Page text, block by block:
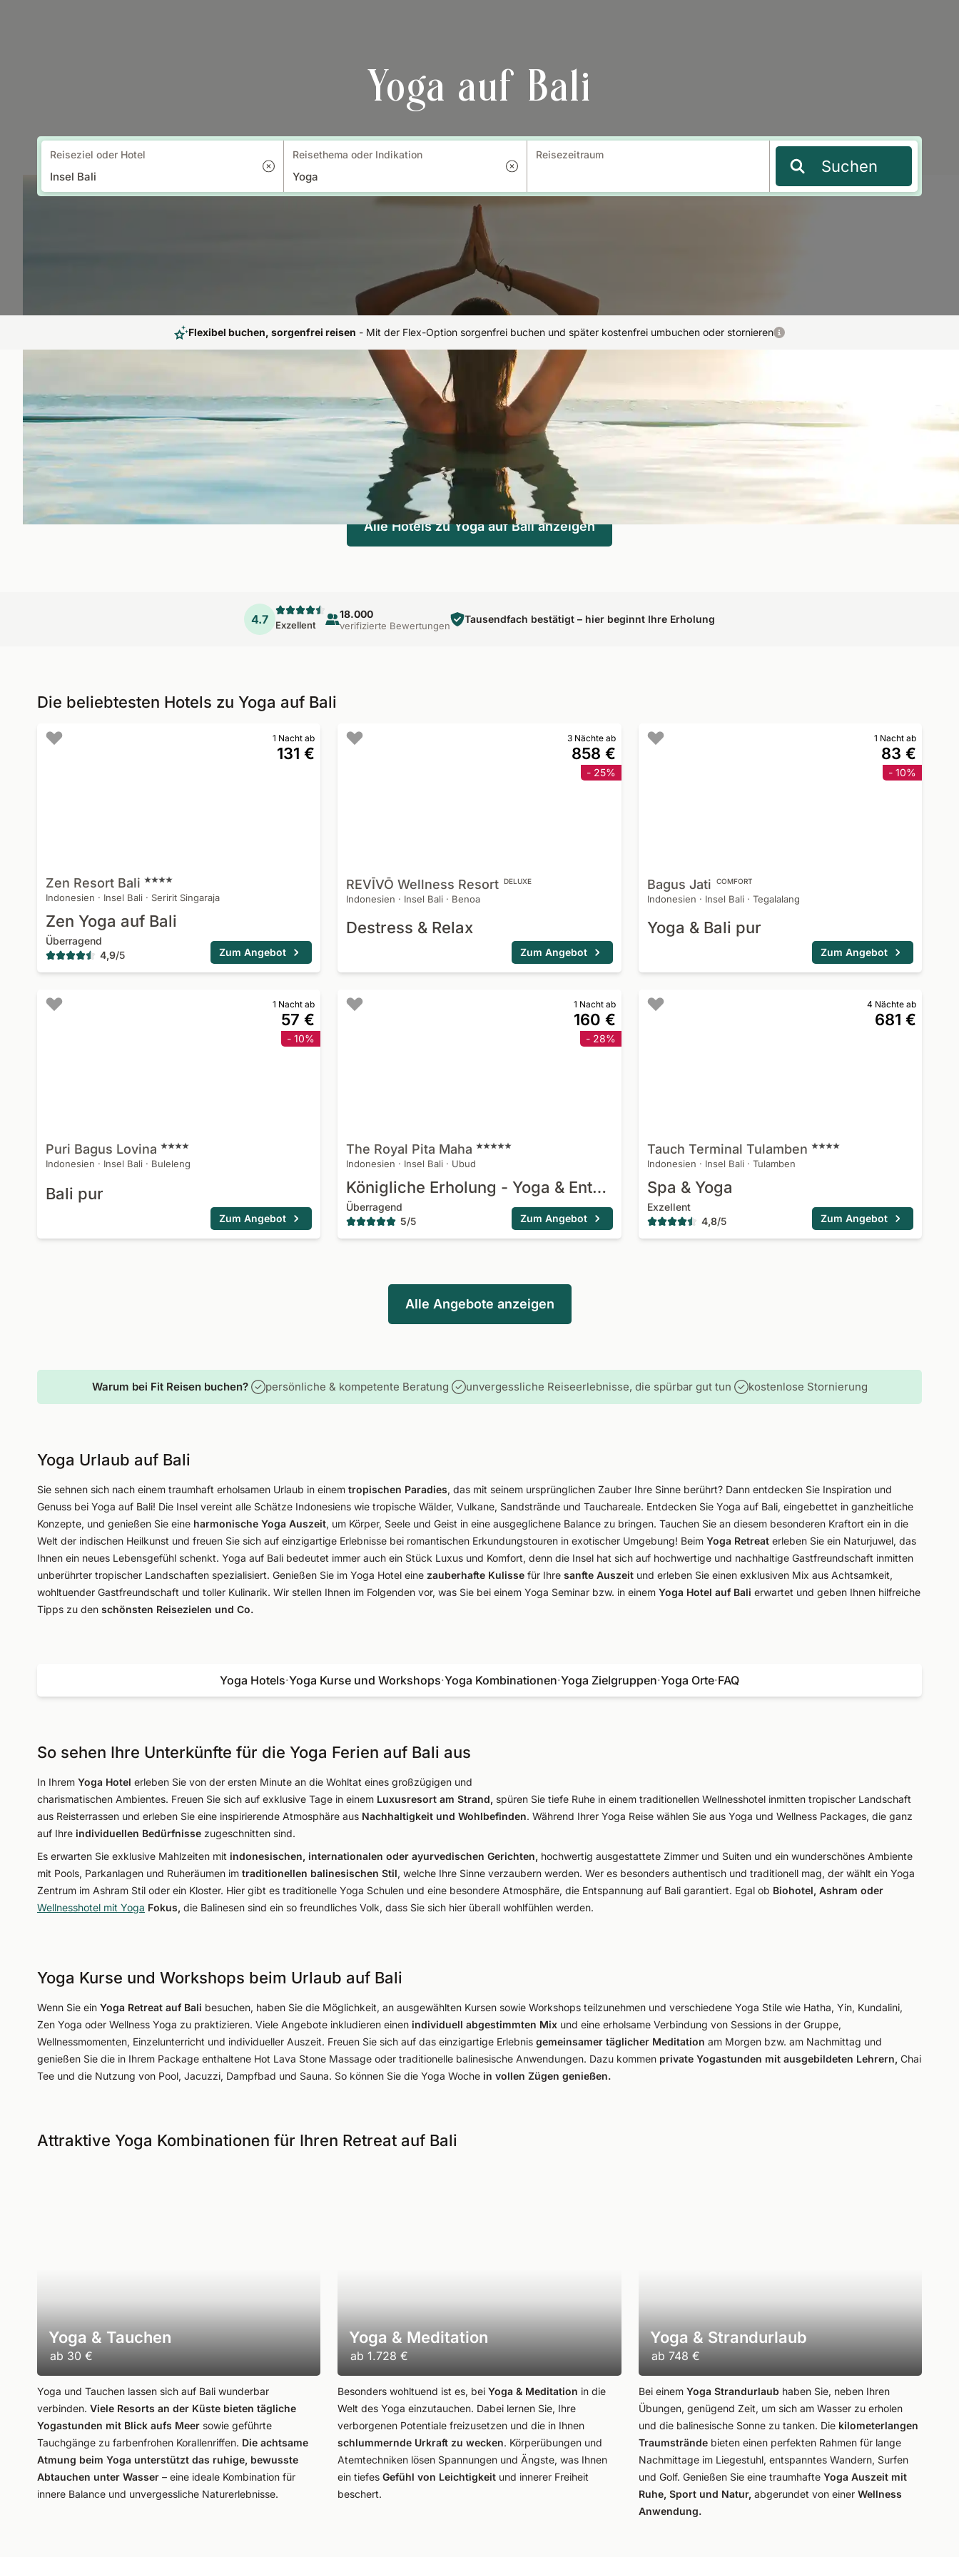
Yoga auf Bali
Reiseziel oder Hotel Reisethema oder Indikation Reisezeitraum
Suchen
Flexibel buchen, sorgenfrei reisen - Mit der Flex-Option sorgenfrei buchen und später kostenfrei umbuchen oder stornieren
Beim Yoga Urlaub auf Bali die Magie spüren
Mit Yoga auf Bali, dem magischen Inselparadies, erleben Sie die Bewegungslehre in ihrer reinsten Form. Zwischen tropischer Natur und spirituellem Flair finden Sie innere Ruhe bei Yoga-
Einheiten in traumhaften Unterkünften. Buchen Sie mit Fit Reisen Ihre Auszeit, sorgfältig zusammengestellt und ganzheitlich abgestimmt.
Alle Hotels zu Yoga auf Bali anzeigen
4.7 Exzellent
18.000
verifizierte Bewertungen
Tausendfach bestätigt – hier beginnt Ihre Erholung
Die beliebtesten Hotels zu Yoga auf Bali
1 Nacht ab
131 €
Zen Resort Bali
Indonesien · Insel Bali · Seririt Singaraja
Zen Yoga auf Bali
Überragend
4,9/5 Zum Angebot
3 Nächte ab
858 €
- 25%
REVĪVŌ Wellness Resort DELUXE
Indonesien · Insel Bali · Benoa
Destress & Relax
Zum Angebot
1 Nacht ab
83 €
- 10%
Bagus Jati COMFORT
Indonesien · Insel Bali· Tegalalang
Yoga & Bali pur
Zum Angebot
1 Nacht ab
57 €
- 10%
Puri Bagus Lovina
Indonesien · Insel Bali · Buleleng
Bali pur
Zum Angebot
1 Nacht ab
160 €
- 28%
The Royal Pita Maha
Indonesien · Insel Bali · Ubud
Königliche Erholung - Yoga & Entspannung
Überragend
5/5 Zum Angebot
4 Nächte ab
681 €
Tauch Terminal Tulamben
Indonesien · Insel Bali· Tulamben
Spa & Yoga
Exzellent
4,8/5 Zum Angebot
Alle Angebote anzeigen
Warum bei Fit Reisen buchen? persönliche & kompetente Beratung unvergessliche Reiseerlebnisse, die spürbar gut tun kostenlose Stornierung
Yoga Urlaub auf Bali
Sie sehnen sich nach einem traumhaft erholsamen Urlaub in einem tropischen Paradies, das mit seinem ursprünglichen Zauber Ihre Sinne berührt? Dann entdecken Sie Inspiration und
Genuss bei Yoga auf Bali! Die Insel vereint alle Schätze Indonesiens wie tropische Wälder, Vulkane, Sandstrände und Tauchareale. Entdecken Sie Yoga auf Bali, eingebettet in ganzheitliche
Konzepte, und genießen Sie eine harmonische Yoga Auszeit, um Körper, Seele und Geist in eine ausgeglichene Balance zu bringen. Tauchen Sie an diesem besonderen Kraftort ein in die
Welt der indischen Heilkunst und freuen Sie sich auf einzigartige Erlebnisse bei romantischen Erkundungstouren in exotischer Umgebung! Beim Yoga Retreat erleben Sie ein Naturjuwel, das
Ihnen ein neues Lebensgefühl schenkt. Yoga auf Bali bedeutet immer auch ein Stück Luxus und Komfort, denn die Insel hat sich auf hochwertige und nachhaltige Gastfreundschaft inmitten
unberührter tropischer Landschaften spezialisiert. Genießen Sie im Yoga Hotel eine zauberhafte Kulisse für Ihre sanfte Auszeit und erleben Sie einen exklusiven Mix aus Achtsamkeit,
wohltuender Gastfreundschaft und toller Kulinarik. Wir stellen Ihnen im Folgenden vor, was Sie bei einem Yoga Seminar bzw. in einem Yoga Hotel auf Bali erwartet und geben Ihnen hilfreiche
Tipps zu den schönsten Reisezielen und Co.
Yoga Hotels·Yoga Kurse und Workshops·Yoga Kombinationen·Yoga Zielgruppen·Yoga Orte·FAQ
So sehen Ihre Unterkünfte für die Yoga Ferien auf Bali aus
In Ihrem Yoga Hotel erleben Sie von der ersten Minute an die Wohltat eines großzügigen und
charismatischen Ambientes. Freuen Sie sich auf exklusive Tage in einem Luxusresort am Strand, spüren Sie tiefe Ruhe in einem traditionellen Wellnesshotel inmitten tropischer Landschaft
aus Reisterrassen und erleben Sie eine inspirierende Atmosphäre aus Nachhaltigkeit und Wohlbefinden. Während Ihrer Yoga Reise wählen Sie aus Yoga und Wellness Packages, die ganz
auf Ihre individuellen Bedürfnisse zugeschnitten sind.
Es erwarten Sie exklusive Mahlzeiten mit indonesischen, internationalen oder ayurvedischen Gerichten, hochwertig ausgestattete Zimmer und Suiten und ein wunderschönes Ambiente
mit Pools, Parkanlagen und Ruheräumen im traditionellen balinesischen Stil, welche Ihre Sinne verzaubern werden. Wer es besonders authentisch und traditionell mag, der wählt ein Yoga
Zentrum im Ashram Stil oder ein Kloster. Hier gibt es traditionelle Yoga Schulen und eine besondere Atmosphäre, die Entspannung auf Bali garantiert. Egal ob Biohotel, Ashram oder
Wellnesshotel mit Yoga Fokus, die Balinesen sind ein so freundliches Volk, dass Sie sich hier überall wohlfühlen werden.
Yoga Kurse und Workshops beim Urlaub auf Bali
Wenn Sie ein Yoga Retreat auf Bali besuchen, haben Sie die Möglichkeit, an ausgewählten Kursen sowie Workshops teilzunehmen und verschiedene Yoga Stile wie Hatha, Yin, Kundalini,
Zen Yoga oder Wellness Yoga zu praktizieren. Viele Angebote inkludieren einen individuell abgestimmten Mix und eine erholsame Verbindung von Sessions in der Gruppe,
Wellnessmomenten, Einzelunterricht und individueller Auszeit. Freuen Sie sich auf das einzigartige Erlebnis gemeinsamer täglicher Meditation am Morgen bzw. am Nachmittag und
genießen Sie die in Ihrem Package enthaltene Hot Lava Stone Massage oder traditionelle balinesische Anwendungen. Dazu kommen private Yogastunden mit ausgebildeten Lehrern, Chai
Tee und die Nutzung von Pool, Jacuzzi, Dampfbad und Sauna. So können Sie die Yoga Woche in vollen Zügen genießen.
Attraktive Yoga Kombinationen für Ihren Retreat auf Bali
Yoga & Tauchen
ab 30 €
Yoga und Tauchen lassen sich auf Bali wunderbar
verbinden. Viele Resorts an der Küste bieten tägliche
Yogastunden mit Blick aufs Meer sowie geführte
Tauchgänge zu farbenfrohen Korallenriffen. Die achtsame
Atmung beim Yoga unterstützt das ruhige, bewusste
Abtauchen unter Wasser – eine ideale Kombination für
innere Balance und unvergessliche Naturerlebnisse.
Yoga & Meditation
ab 1.728 €
Besonders wohltuend ist es, beiYoga & Meditation in die
Welt des Yoga einzutauchen. Dabei lernen Sie, Ihre
verborgenen Potentiale freizusetzen und die in Ihnen
schlummernde Urkraft zu wecken. Körperübungen und
Atemtechniken lösen Spannungen und Ängste, was Ihnen
ein tiefesGefühl von Leichtigkeit und innerer Freiheit
beschert.
Yoga & Strandurlaub
ab 748 €
Bei einem Yoga Strandurlaub haben Sie, neben Ihren
Übungen, genügend Zeit, um sich am Wasser zu erholen
und die balinesische Sonne zu tanken. Die kilometerlangen
Traumsträndebieten einen perfekten Rahmen für lange
Nachmittage im Liegestuhl, entspanntes Wandern, Surfen
und Golf. Genießen Sie eine traumhafteYoga Auszeit mit
Ruhe, Sport und Natur, abgerundet von einer Wellness
Anwendung.